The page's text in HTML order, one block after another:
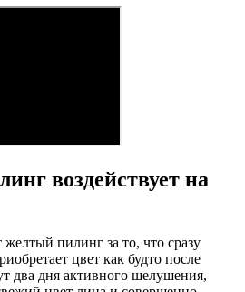
воздействует на
пилинг за то, что сразу
цвет как будто после
два дня активного шелушения,